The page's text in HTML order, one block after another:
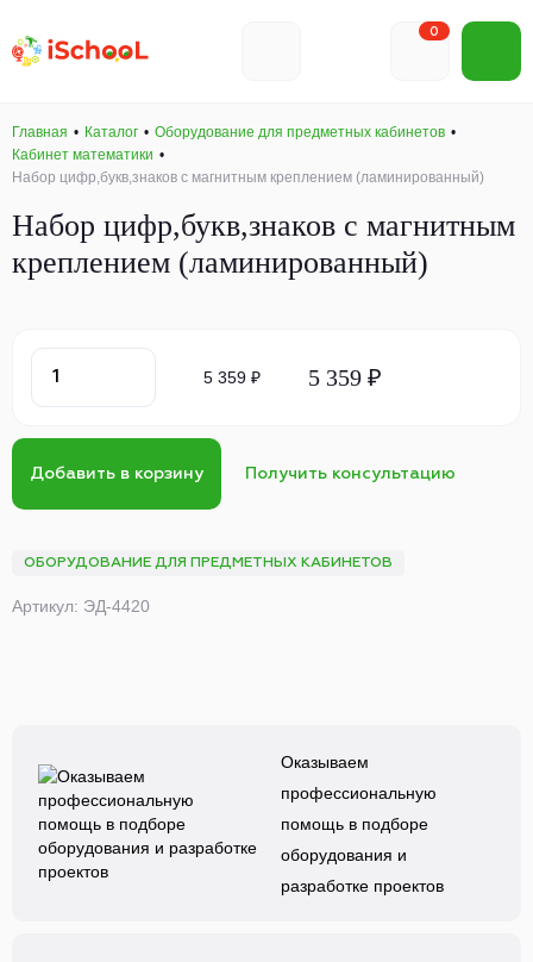
0
Главная Каталог
Оборудование для предметных кабинетов
Кабинет математики
Набор цифр,букв,знаков с магнитным креплением (ламинированный)
Набор цифр,букв,знаков с магнитным
креплением (ламинированный)
ОБОРУДОВАНИЕ ДЛЯ ПРЕДМЕТНЫХ КАБИНЕТОВ
Артикул: ЭД-4420
5 359 ₽ 5 359 ₽
Добавить в корзину Получить консультацию
Оказываем
профессиональную
помощь в подборе
оборудования и
разработке проектов